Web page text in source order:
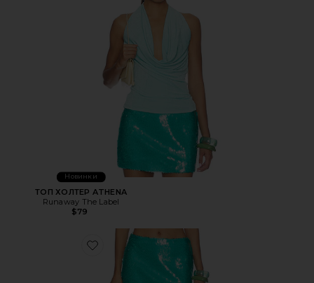
Новинки
ТОП ХОЛТЕР ATHENA
Runaway The Label
$79
Favorite ЮБКА МИНИ ATHENA